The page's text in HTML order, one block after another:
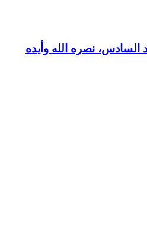
السادس، نصره الله وأيده